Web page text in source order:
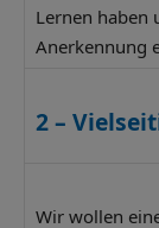
Lernen haben
Anerkennung
2 –
Wir wollen